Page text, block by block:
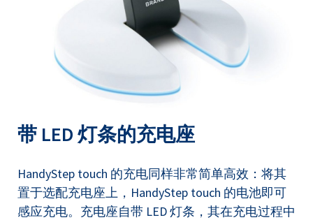
带 LED 灯条的充电座
HandyStep touch 的充电同样非常简单高效：将其
置于选配充电座上，HandyStep touch 的电池即可
感应充电。充电座自带 LED 灯条，其在充电过程中